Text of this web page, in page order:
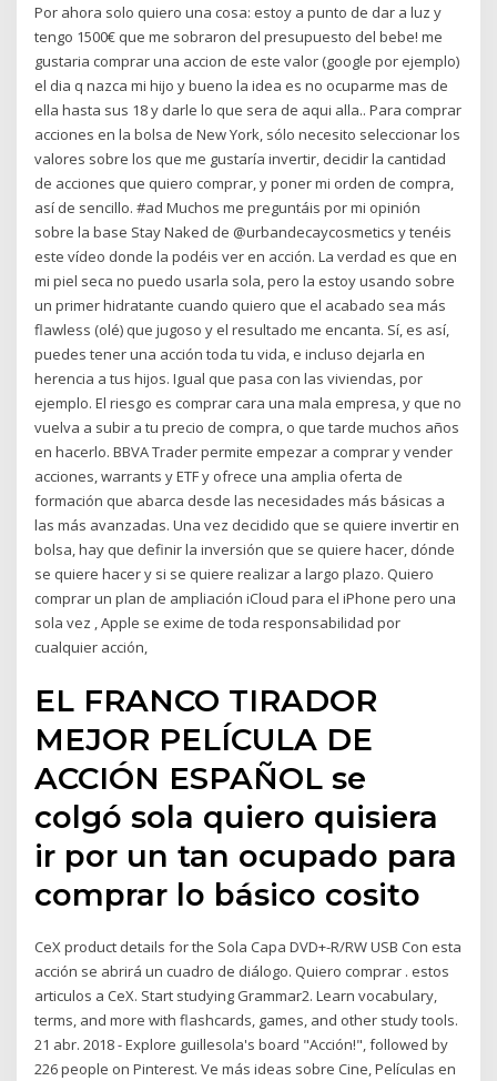
Por ahora solo quiero una cosa: estoy a punto de dar a luz y
tengo 1500€ que me sobraron del presupuesto del bebe! me
gustaria comprar una accion de este valor (google por ejemplo)
el dia q nazca mi hijo y bueno la idea es no ocuparme mas de
ella hasta sus 18 y darle lo que sera de aqui alla.. Para comprar
acciones en la bolsa de New York, sólo necesito seleccionar los
valores sobre los que me gustaría invertir, decidir la cantidad
de acciones que quiero comprar, y poner mi orden de compra,
así de sencillo. #ad Muchos me preguntáis por mi opinión
sobre la base Stay Naked de @urbandecaycosmetics y tenéis
este vídeo donde la podéis ver en acción. La verdad es que en
mi piel seca no puedo usarla sola, pero la estoy usando sobre
un primer hidratante cuando quiero que el acabado sea más
flawless (olé) que jugoso y el resultado me encanta. Sí, es así,
puedes tener una acción toda tu vida, e incluso dejarla en
herencia a tus hijos. Igual que pasa con las viviendas, por
ejemplo. El riesgo es comprar cara una mala empresa, y que no
vuelva a subir a tu precio de compra, o que tarde muchos años
en hacerlo. BBVA Trader permite empezar a comprar y vender
acciones, warrants y ETF y ofrece una amplia oferta de
formación que abarca desde las necesidades más básicas a
las más avanzadas. Una vez decidido que se quiere invertir en
bolsa, hay que definir la inversión que se quiere hacer, dónde
se quiere hacer y si se quiere realizar a largo plazo. Quiero
comprar un plan de ampliación iCloud para el iPhone pero una
sola vez , Apple se exime de toda responsabilidad por
cualquier acción,
EL FRANCO TIRADOR
MEJOR PELÍCULA DE
ACCIÓN ESPAÑOL se
colgó sola quiero quisiera
ir por un tan ocupado para
comprar lo básico cosito
CeX product details for the Sola Capa DVD+-R/RW USB Con esta
acción se abrirá un cuadro de diálogo. Quiero comprar . estos
articulos a CeX. Start studying Grammar2. Learn vocabulary,
terms, and more with flashcards, games, and other study tools.
21 abr. 2018 - Explore guillesola's board "Acción!", followed by
226 people on Pinterest. Ve más ideas sobre Cine, Películas en